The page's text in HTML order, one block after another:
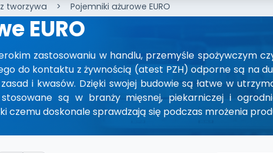
tworzywa Pojemniki ażurowe EURO
EURO
zastosowaniu w handlu, przemyśle spożywczym
do kontaktu z żywnością (atest PZH) odporne są na
i kwasów. Dzięki swojej budowie są łatwe w
są w branży mięsnej, piekarniczej i
czemu doskonale sprawdzają się podczas mrożenia